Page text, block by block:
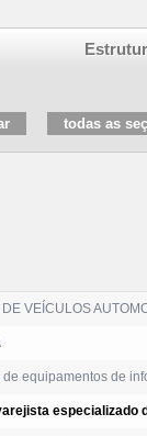
VEÍCULOS
equipamentos de
especializado